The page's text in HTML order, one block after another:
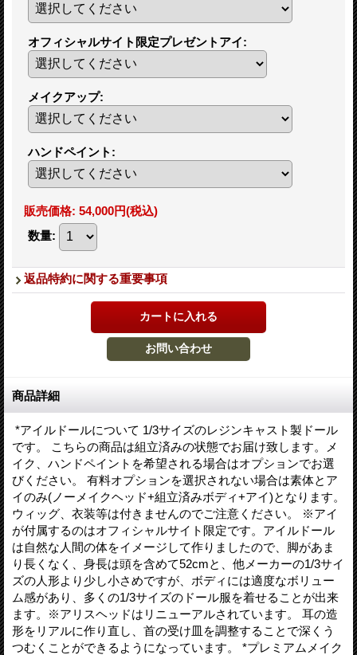
オフィシャルサイト限定プレゼントアイ:
メイクアップ:
ハンドペイント :
販売価格: 54,000円(税込)
数量:
返品特約に関する重要事項
商品詳細
*アイルドールについて 1/3サイズのレジンキャスト製ドール
です。 こちらの商品は組立済みの状態でお届け致します。メ
イク、ハンドペイントを希望される場合はオプションでお選
びください。 有料オプションを選択されない場合は素体とア
イのみ(ノーメイクヘッド+組立済みボディ+アイ)となります。
ウィッグ、衣装等は付きませんのでご注意ください。 ※アイ
が付属するのはオフィシャルサイト限定です。アイルドール
は自然な人間の体をイメージして作りましたので、脚があま
り長くなく、身長は頭を含めて52cmと、他メーカーの1/3サイ
ズの人形より少し小さめですが、ボディには適度なボリュー
ム感があり、多くの1/3サイズのドール服を着せることが出来
ます。※アリスヘッドはリニューアルされています。 耳の造
形をリアルに作り直し、首の受け皿を調整することで深くう
つむくことができるようになっています。 *プレミアムメイク